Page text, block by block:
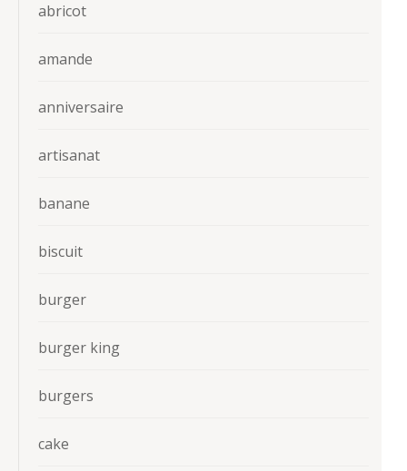
abricot
amande
anniversaire
artisanat
banane
biscuit
burger
burger king
burgers
cake